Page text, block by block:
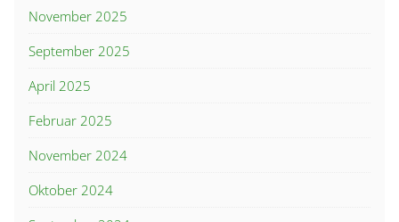
November 2025
September 2025
April 2025
Februar 2025
November 2024
Oktober 2024